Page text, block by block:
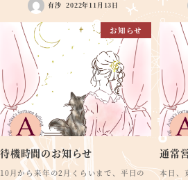
有沙 2022年11月13日
お知らせ
待機時間のお知らせ
10月から来年の2月くらいまで、平日の
通常
本日、